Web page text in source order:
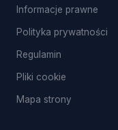
Informacje prawne
Polityka prywatności
Regulamin
Pliki cookie
Mapa strony